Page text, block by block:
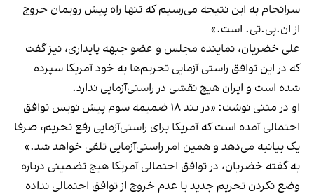
سرانجام به این نتیجه می‌رسیم که تنها راه پیش رویمان خروج
از ان.پی.تی. است.»
علی خضریان، نماینده مجلس و عضو جبهه پایداری، نیز گفت
که در این توافق راستی آزمایی تحریم‌ها به خود آمریکا سپرده
شده است و ایران هیچ نقشی در راستی‌آزمایی ندارد.
او در متنی نوشت: «در بند ۱۸ ضمیمه سوم پیش نویس توافق
احتمالی آمده است که آمریکا برای راستی‌آزمایی رفع تحریم، صرفا
یک بیانیه می‌دهد و همین امر راستی‌آزمایی تلقی خواهد شد.»
به گفته خضریان، در توافق احتمالی آمریکا هیچ تضمینی درباره
وضع نکردن تحریم جدید یا عدم خروج از توافق احتمالی نداده